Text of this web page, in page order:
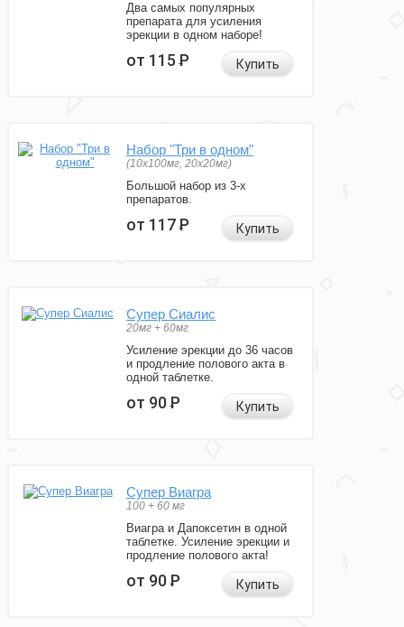
Два самых популярных
препарата для усиления
эрекции в одном наборе!
от 115Р Купить
Набор "Три в одном"
(10x100мг, 20x20мг)
Большой набор из 3-х
препаратов.
от 117Р Купить
Супер Сиалис
20мг + 60мг
Усиление эрекции до 36 часов
и продление полового акта в
одной таблетке.
от 90Р Купить
Супер Виагра
100 + 60 мг
Виагра и Дапоксетин в одной
таблетке. Усиление эрекции и
продление полового акта!
от 90Р Купить